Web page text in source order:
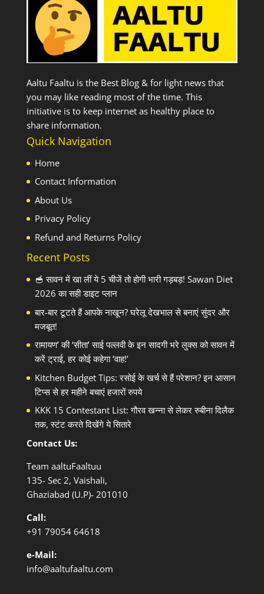
Aaltu Faaltu is the Best Blog & for light news that
you may like reading most of the time. This
initiative is to keep internet as healthy place to
share information.
Quick Navigation
Home
Contact Information
About Us
Privacy Policy
Refund and Returns Policy
Recent Posts
🥣 सावन में खा लीं ये 5 चीजें तो होगी भारी गड़बड़! Sawan Diet
2026 का सही डाइट प्लान
बार-बार टूटते हैं आपके नाखून? घरेलू देखभाल से बनाएं सुंदर और
मजबूत!
रामायण’ की ‘सीता’ साई पल्लवी के इन सादगी भरे लुक्स को सावन में
करें ट्राई, हर कोई कहेगा ‘वाह!’
Kitchen Budget Tips: रसोई के खर्च से हैं परेशान? इन आसान
टिप्स से हर महीने बचाएं हजारों रुपये
KKK 15 Contestant List: गौरव खन्ना से लेकर रुबीना दिलैक
तक, स्टंट करते दिखेंगे ये सितारे
Contact Us:
Team aaltuFaaltuu
135- Sec 2, Vaishali,
Ghaziabad (U.P)- 201010
Call:
+91 79054 64618
e-Mail:
info@aaltufaaltu.com